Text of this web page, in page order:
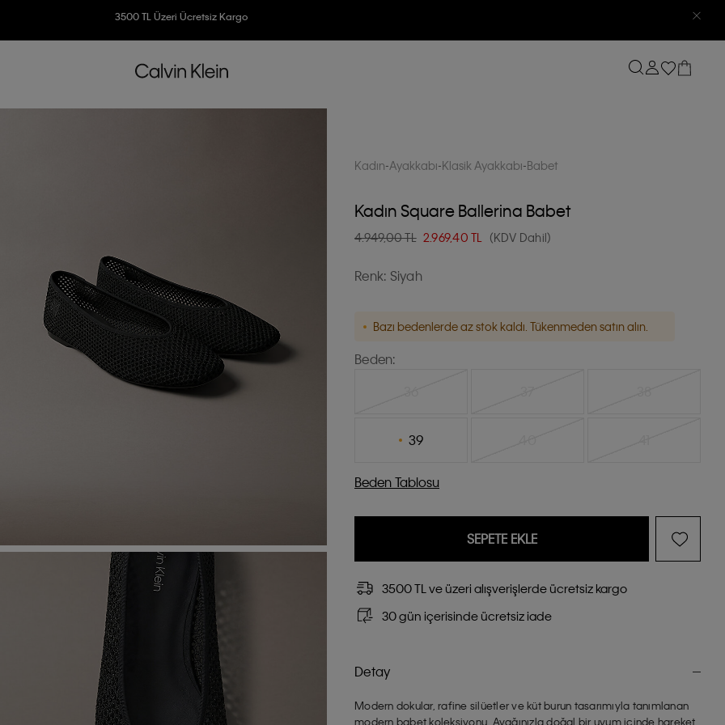
7500 TL Ve Üzeri Alışverişlerinizde 6 Taksit İmkanı
Kadın Ayakkabı Klasik Ayakkabı Babet
Kadın Square Ballerina Babet
4.949,00 TL 2.969,40 TL (KDV Dahil)
Renk: Siyah
Bazı bedenlerde az stok kaldı. Tükenmeden satın alın.
Beden:
39
Beden Tablosu
SEPETE EKLE
3500 TL ve üzeri alışverişlerde ücretsiz kargo
30 gün içerisinde ücretsiz iade
Detay
Modern dokular, rafine silüetler ve küt burun tasarımıyla tanımlanan
modern babet koleksiyonu. Ayağınızla doğal bir uyum içinde hareket